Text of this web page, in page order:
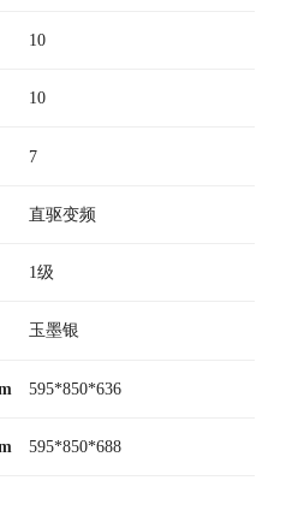
10
10
7
直驱变频
1级
玉墨银
595*850*636
595*850*688